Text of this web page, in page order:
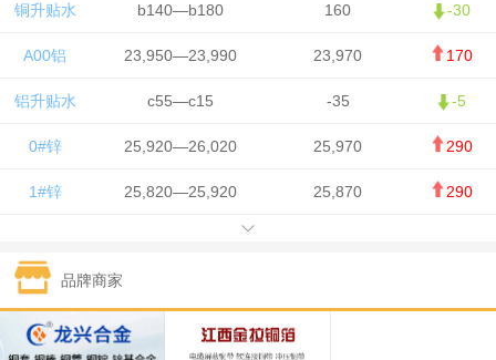
铜升贴水 b140—b180 160 -30
A00铝 23,950—23,990 23,970 170
铝升贴水 c55—c15 -35 -5
0#锌 25,920—26,020 25,970 290
1#锌 25,820—25,920 25,870 290
1#锡 434,000—436,000
1#镍 129,550—130,750
品牌商家